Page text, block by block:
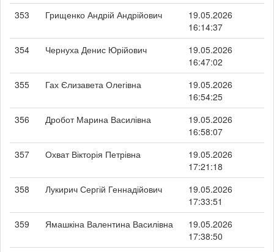
353
Грищенко Андрій Андрійович
19.05.2026
16:14:37
354
Чернуха Денис Юрійович
19.05.2026
16:47:02
355
Гах Єлизавета Олегівна
19.05.2026
16:54:25
356
Дробот Марина Василівна
19.05.2026
16:58:07
357
Охват Вікторія Петрівна
19.05.2026
17:21:18
358
Лукирич Сергій Геннадійович
19.05.2026
17:33:51
359
Ямашкіна Валентина Василівна
19.05.2026
17:38:50